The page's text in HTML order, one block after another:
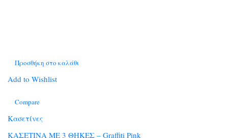
Προσθήκη στο καλάθι
Add to Wishlist
Compare
Κασετίνες
ΚΑΣΕΤΙΝΑ ΜΕ 3 ΘΗΚΕΣ – Graffiti Pink